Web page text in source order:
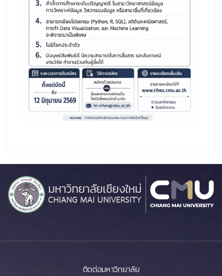
ติดต่อมหาวิทยาลัย